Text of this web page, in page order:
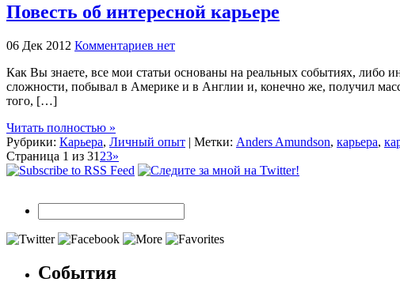
Повесть об интересной карьере
06 Дек 2012 Комментариев нет
Как Вы знаете, все мои статьи основаны на реальных событиях, либо
сложности, побывал в Америке и в Англии и, конечно же, получил
того, […]
Читать полностью »
Рубрики: Карьера, Личный опыт | Метки: Anders Amundson, карьера,
Страница 1 из 31 23»
События